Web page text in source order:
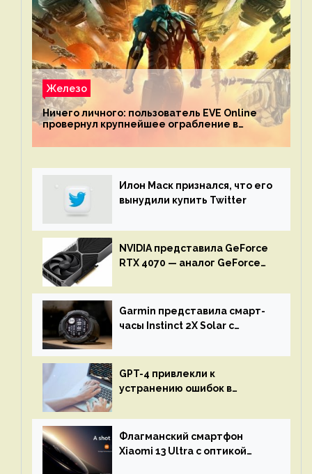
Железо
Ничего личного: пользователь EVE Online
провернул крупнейшее ограбление в
механике
Илон Маск признался, что его
вынудили купить Twitter
NVIDIA представила GeForce
RTX 4070 — аналог GeForce
Garmin представила смарт-
часы Instinct 2X Solar с
GPT-4 привлекли к
устранению ошибок в
остановится до полного
восстановления кода и
объяснит, что пошло не так
Флагманский смартфон
Xiaomi 13 Ultra с оптикой